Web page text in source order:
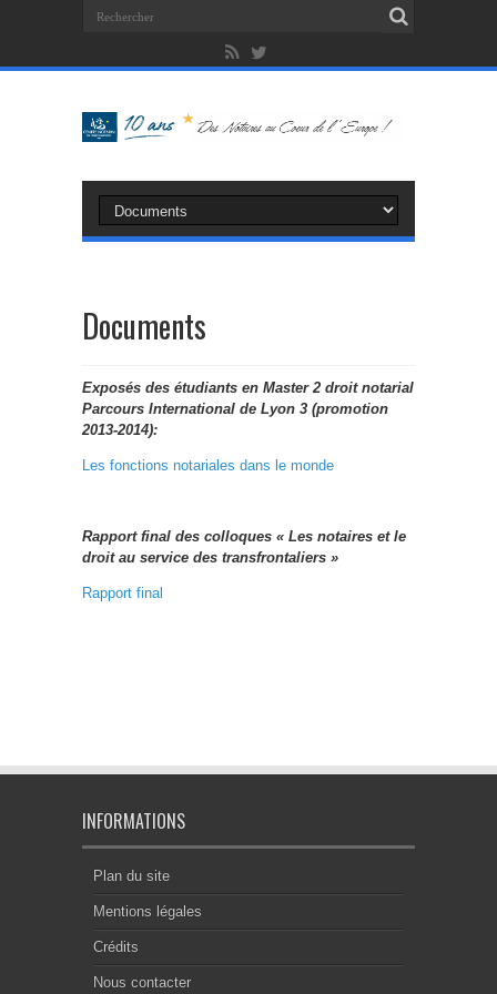
Documents
Exposés des étudiants en Master 2 droit notarial
Parcours International de Lyon 3 (promotion
2013-2014):
Les fonctions notariales dans le monde
Rapport final des colloques « Les notaires et le
droit au service des transfrontaliers »
Rapport final
INFORMATIONS
Plan du site
Mentions légales
Crédits
Nous contacter